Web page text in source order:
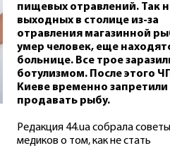
пищевых отравлений. Так
выходных в столице из-за
отравления магазинной
умер человек, еще
больнице. Все трое
ботулизмом. После этого
Киеве временно запретили
продавать рыбу.
Редакция 44.ua собрала советы
медиков о том, как не стать